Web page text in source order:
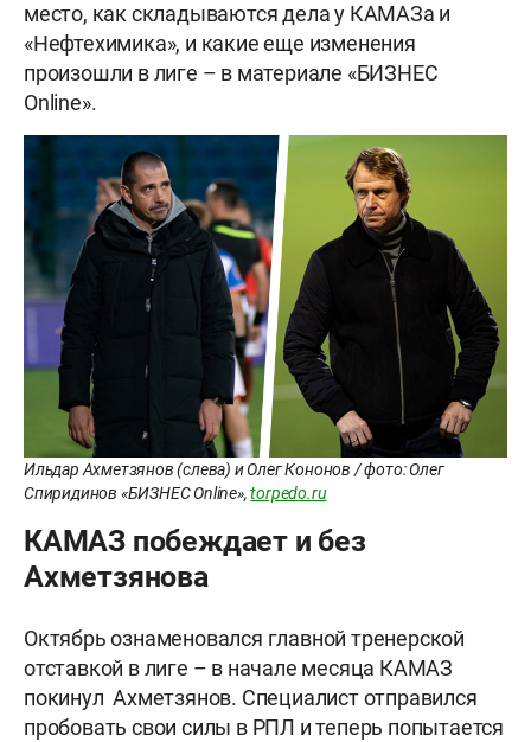
место, как складываются дела у КАМАЗа и
«Нефтехимика», и какие еще изменения
произошли в лиге – в материале «БИЗНЕС
Online».
Ильдар Ахметзянов (слева) и Олег Кононов / фото: Олег
Спиридинов «БИЗНЕС Online»,torpedo.ru
КАМАЗ побеждает и без
Ахметзянова
Октябрь ознаменовался главной тренерской
отставкой в лиге – в начале месяца КАМАЗ
покинул Ахметзянов. Специалист отправился
пробовать свои силы в РПЛ и теперь попытается